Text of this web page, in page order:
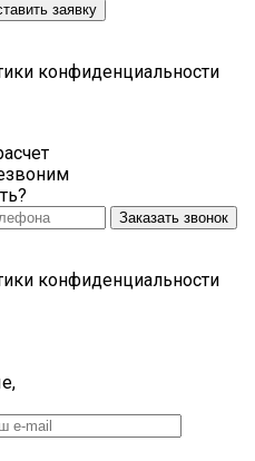
заявку
конфиденциальности
Заказать звонок
конфиденциальности